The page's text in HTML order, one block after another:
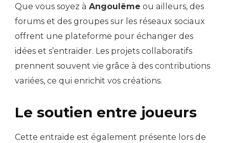
Que vous soyez à Angoulême ou ailleurs, des
forums et des groupes sur les réseaux sociaux
offrent une plateforme pour échanger des
idées et s’entraider. Les projets collaboratifs
prennent souvent vie grâce à des contributions
variées, ce qui enrichit vos créations.
Le soutien entre joueurs
Cette entraide est également présente lors de